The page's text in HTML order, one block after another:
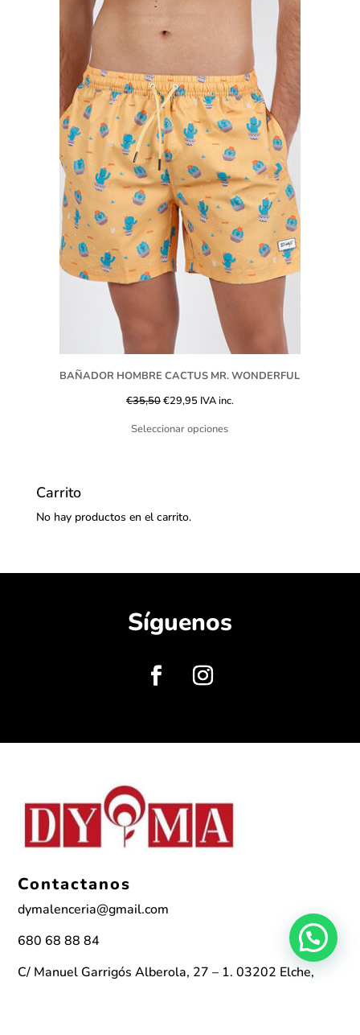
BAÑADOR HOMBRE CACTUS MR. WONDERFUL
€35,50€29,95 IVA inc.
Seleccionar opciones
Carrito
No hay productos en el carrito.
Síguenos
Contactanos
dymalenceria@gmail.com
680 68 88 84
C/ Manuel Garrigós Alberola, 27 – 1. 03202 Elche,